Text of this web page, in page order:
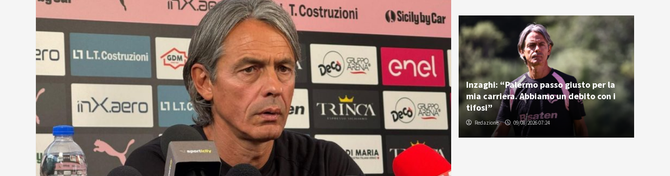
Inzaghi: “Palermo passo giusto per la
mia carriera. Abbiamo un debito con i
tifosi”
Redazione 09/08/2026 07:24